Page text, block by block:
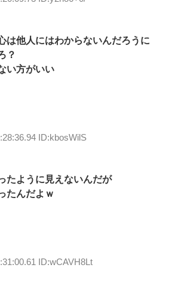
は他人にはわからないんだろうに
？
い方がいい
ID:kbosWilS
たように見えないんだが
たんだよｗ
ID:wCAVH8Lt